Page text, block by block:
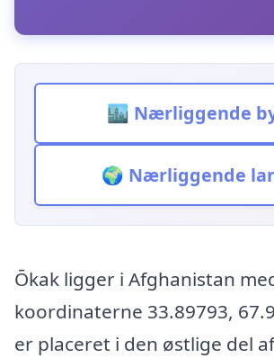
🏙️ Nærliggende
🌍 Nærliggende
Ōkak ligger i Afghanistan
koordinaterne 33.89793,
er placeret i den østlige del